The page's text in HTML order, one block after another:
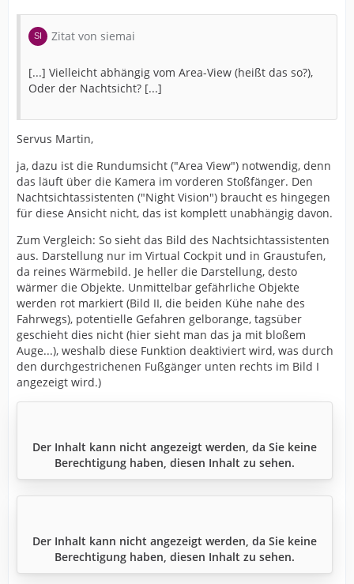
Zitat von siemai
[...] Vielleicht abhängig vom Area-View (heißt das so?),
Oder der Nachtsicht? [...]
Servus Martin,
ja, dazu ist die Rundumsicht ("Area View") notwendig, denn
das läuft über die Kamera im vorderen Stoßfänger. Den
Nachtsichtassistenten ("Night Vision") braucht es hingegen
für diese Ansicht nicht, das ist komplett unabhängig davon.
Zum Vergleich: So sieht das Bild des Nachtsichtassistenten
aus. Darstellung nur im Virtual Cockpit und in Graustufen,
da reines Wärmebild. Je heller die Darstellung, desto
wärmer die Objekte. Unmittelbar gefährliche Objekte
werden rot markiert (Bild II, die beiden Kühe nahe des
Fahrwegs), potentielle Gefahren gelborange, tagsüber
geschieht dies nicht (hier sieht man das ja mit bloßem
Auge...), weshalb diese Funktion deaktiviert wird, was durch
den durchgestrichenen Fußgänger unten rechts im Bild I
angezeigt wird.)
Der Inhalt kann nicht angezeigt werden, da Sie keine
Berechtigung haben, diesen Inhalt zu sehen.
Der Inhalt kann nicht angezeigt werden, da Sie keine
Berechtigung haben, diesen Inhalt zu sehen.